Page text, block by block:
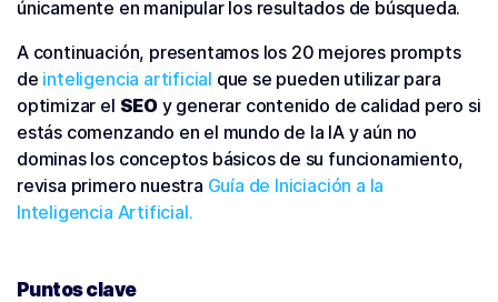
únicamente en manipular los resultados de búsqueda.
A continuación, presentamos los 20 mejores prompts
de inteligencia artificial que se pueden utilizar para
optimizar el SEOy generar contenido de calidad pero si
estás comenzando en el mundo de la IA y aún no
dominas los conceptos básicos de su funcionamiento,
revisa primero nuestra Guía de Iniciación a la
Inteligencia Artificial.
Puntos clave